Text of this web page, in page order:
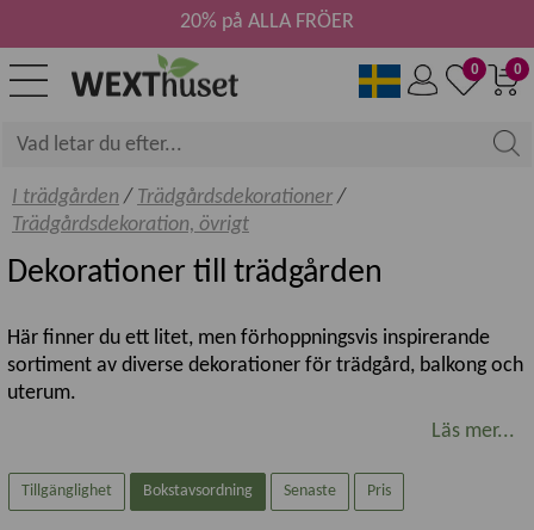
0
0
20% på ALLA FRÖER
I trädgården / Trädgårdsdekorationer/
Trädgårdsdekoration, övrigt
Dekorationer till trädgården
Här finner du ett litet, men förhoppningsvis inspirerande
sortiment av diverse dekorationer för trädgård, balkong och
uterum.
Sortimentet är under uppbyggnad så välkommen att kika in
Läs mer...
Tillgänglighet Bokstavsordning Senaste Pris